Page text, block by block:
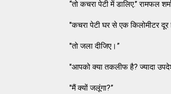
‘‘तो कचरा पेटी में डालिए.’’ रामफल
"कचरा पेटी घर से एक किलोमीटर
"तो जला दीजिए।”
"आपको क्या तकलीफ है? ज्यादा
"मैं क्यों जलूंगा?”